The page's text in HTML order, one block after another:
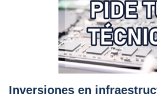
Inversiones en